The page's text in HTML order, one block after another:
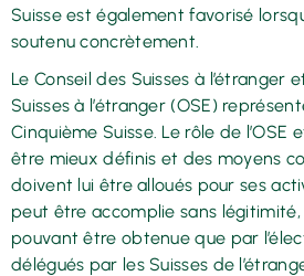
Suisse est également favorisé
soutenu concrètement.
Le Conseil des Suisses à l’étranger
Suisses à l’étranger (OSE)
Cinquième Suisse. Le rôle de
être mieux définis et des moyens
doivent lui être alloués pour ses
peut être accomplie sans
pouvant être obtenue que par
délégués par les Suisses de